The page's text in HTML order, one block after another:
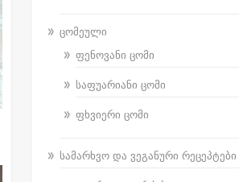
ცომეული
ფენოვანი ცომი
საფუარიანი ცომი
ფხვიერი ცომი
სამარხვო და ვეგანური რეცეპტები